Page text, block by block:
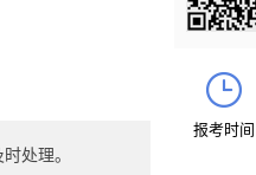
处理。
报考时间